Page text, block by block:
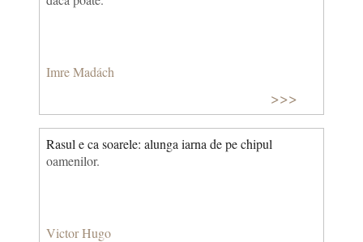
Imre Madách
>>>
Rasul e ca soarele: alunga iarna de pe chipul
oamenilor.
Victor Hugo